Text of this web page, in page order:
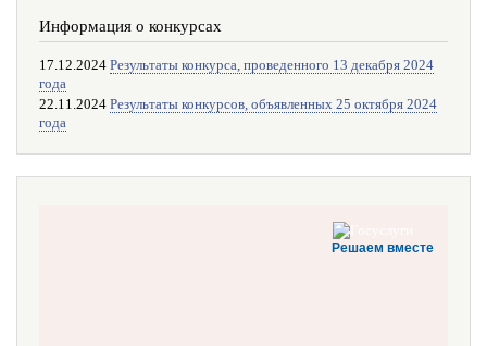
Информация о конкурсах
17.12.2024 Результаты конкурса, проведенного 13 декабря 2024
года
22.11.2024 Результаты конкурсов, объявленных 25 октября 2024
года
Решаем вместе